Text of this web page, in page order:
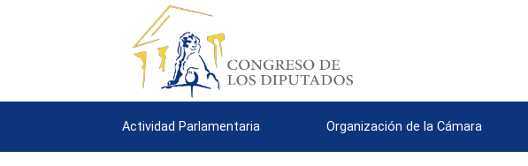
Actividad Parlamentaria Organización de la Cámara